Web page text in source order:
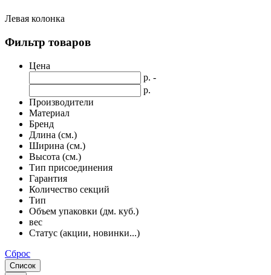
Левая колонка
Фильтр товаров
Цена
р. -
р.
Производители
Материал
Бренд
Длина (см.)
Ширина (см.)
Высота (см.)
Тип присоединения
Гарантия
Количество секций
Тип
Объем упаковки (дм. куб.)
вес
Статус (акции, новинки...)
Сброс
Список